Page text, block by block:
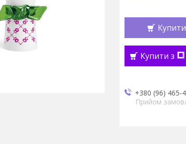
Купити
Купити з
+380 (96) 465-
Прийом